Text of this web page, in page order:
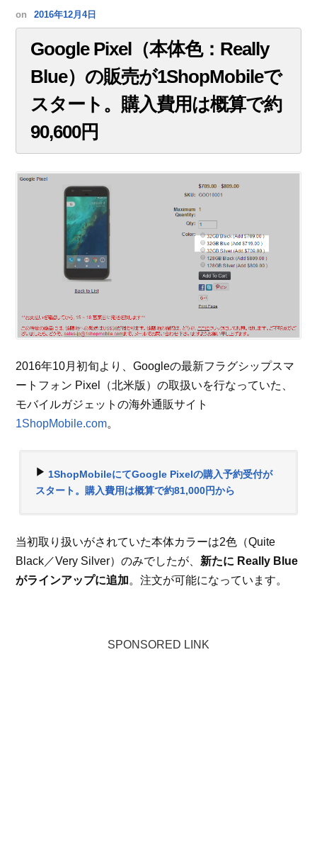
on 2016年12月4日
Google Pixel（本体色：Really
Blue）の販売が1ShopMobileで
スタート。購入費用は概算で約
90,600円
2016年10月初旬より、Googleの最新フラグシップスマ
ートフォン Pixel（北米版）の取扱いを行なっていた、
モバイルガジェットの海外通販サイト
1ShopMobile.com。
▶ 1ShopMobileにてGoogle Pixelの購入予約受付が
スタート。購入費用は概算で約81,000円から
当初取り扱いがされていた本体カラーは2色（Quite
Black／Very Silver）のみでしたが、 新たに Really Blue
がラインアップに追加。注文が可能になっています。
SPONSORED LINK